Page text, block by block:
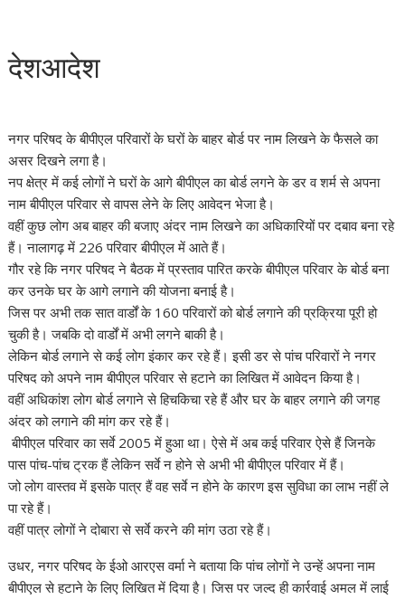
देशआदेश
नगर परिषद के बीपीएल परिवारों के घरों के बाहर बोर्ड पर नाम लिखने के फैसले का
असर दिखने लगा है।
नप क्षेत्र में कई लोगों ने घरों के आगे बीपीएल का बोर्ड लगने के डर व शर्म से अपना
नाम बीपीएल परिवार से वापस लेने के लिए आवेदन भेजा है।
वहीं कुछ लोग अब बाहर की बजाए अंदर नाम लिखने का अधिकारियों पर दबाव बना रहे
हैं। नालागढ़ में 226 परिवार बीपीएल में आते हैं।
गौर रहे कि नगर परिषद ने बैठक में प्रस्ताव पारित करके बीपीएल परिवार के बोर्ड बना
कर उनके घर के आगे लगाने की योजना बनाई है।
जिस पर अभी तक सात वार्डों के 160 परिवारों को बोर्ड लगाने की प्रक्रिया पूरी हो
चुकी है। जबकि दो वार्डों में अभी लगने बाकी है।
लेकिन बोर्ड लगाने से कई लोग इंकार कर रहे हैं। इसी डर से पांच परिवारों ने नगर
परिषद को अपने नाम बीपीएल परिवार से हटाने का लिखित में आवेदन किया है।
वहीं अधिकांश लोग बोर्ड लगाने से हिचकिचा रहे हैं और घर के बाहर लगाने की जगह
अंदर को लगाने की मांग कर रहे हैं।
बीपीएल परिवार का सर्वे 2005 में हुआ था। ऐसे में अब कई परिवार ऐसे हैं जिनके
पास पांच-पांच ट्रक हैं लेकिन सर्वे न होने से अभी भी बीपीएल परिवार में हैं।
जो लोग वास्तव में इसके पात्र हैं वह सर्वे न होने के कारण इस सुविधा का लाभ नहीं ले
पा रहे हैं।
वहीं पात्र लोगों ने दोबारा से सर्वे करने की मांग उठा रहे हैं।
उधर, नगर परिषद के ईओ आरएस वर्मा ने बताया कि पांच लोगों ने उन्हें अपना नाम
बीपीएल से हटाने के लिए लिखित में दिया है। जिस पर जल्द ही कार्रवाई अमल में लाई